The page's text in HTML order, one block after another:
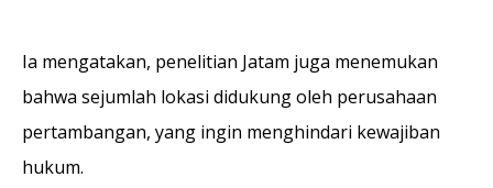
Ia mengatakan, penelitian Jatam juga menemukan
bahwa sejumlah lokasi didukung oleh perusahaan
pertambangan, yang ingin menghindari kewajiban
hukum.